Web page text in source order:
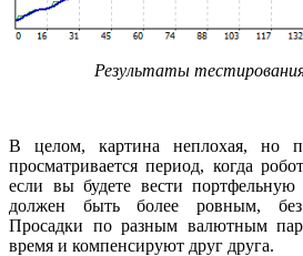
Результаты
В целом, картина неплохая, но
просматривается период, когда
если вы будете вести портфельную
должен быть более ровным,
Просадки по разным валютным
время и компенсируют друг друга.